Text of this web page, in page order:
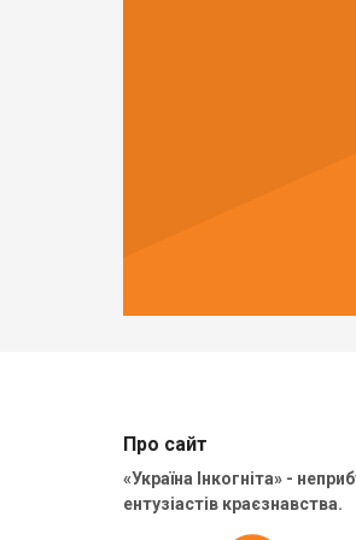
Про сайт
«Україна Інкогніта» -
ентузіастів краєзнавства.